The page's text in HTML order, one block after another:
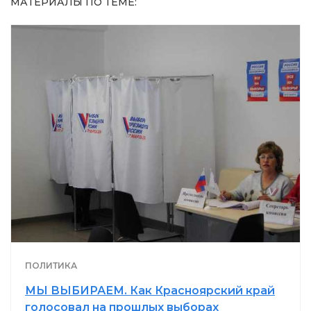
ПОЛИТИКА
МЫ ВЫБИРАЕМ. Как Красноярский край
голосовал на прошлых выборах